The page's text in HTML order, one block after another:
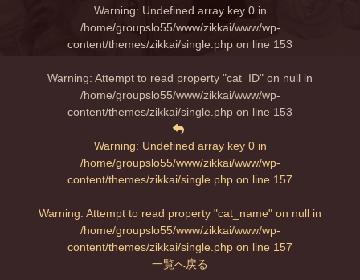
Warning: Undefined array key 0 in
/home/groupslo55/www/zikkai/www/wp-
content/themes/zikkai/single.php on line 153
Warning: Attempt to read property "cat_ID" on null in
/home/groupslo55/www/zikkai/www/wp-
content/themes/zikkai/single.php on line 153
Warning: Undefined array key 0 in
/home/groupslo55/www/zikkai/www/wp-
content/themes/zikkai/single.php on line 157
Warning: Attempt to read property "cat_name" on null in
/home/groupslo55/www/zikkai/www/wp-
content/themes/zikkai/single.php on line 157
一覧へ戻る